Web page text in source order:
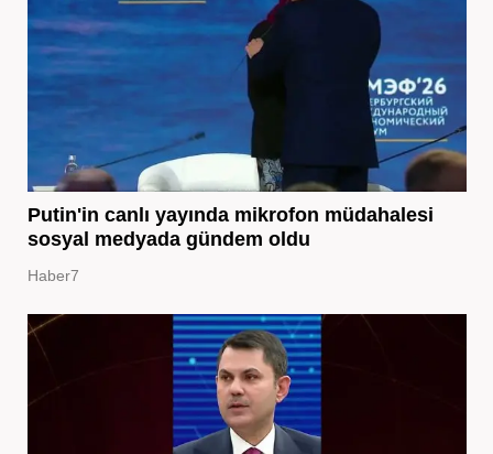
Putin'in canlı yayında mikrofon müdahalesi
sosyal medyada gündem oldu
Haber7